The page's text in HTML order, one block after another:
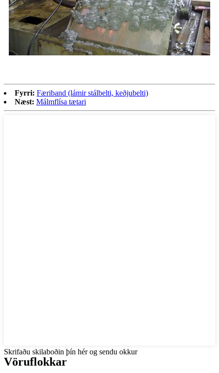
Fyrri: Færiband (lámir stálbelti, keðjubelti)
Næst: Málmflísa tætari
Skrifaðu skilaboðin þín hér og sendu okkur
Vöruflokkar